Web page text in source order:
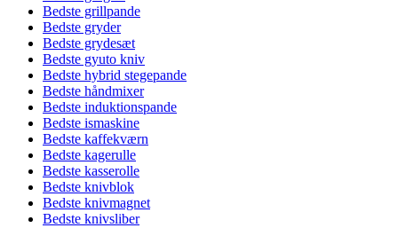
Bedste grillpande
Bedste gryder
Bedste grydesæt
Bedste gyuto kniv
Bedste hybrid stegepande
Bedste håndmixer
Bedste induktionspande
Bedste ismaskine
Bedste kaffekværn
Bedste kagerulle
Bedste kasserolle
Bedste knivblok
Bedste knivmagnet
Bedste knivsliber